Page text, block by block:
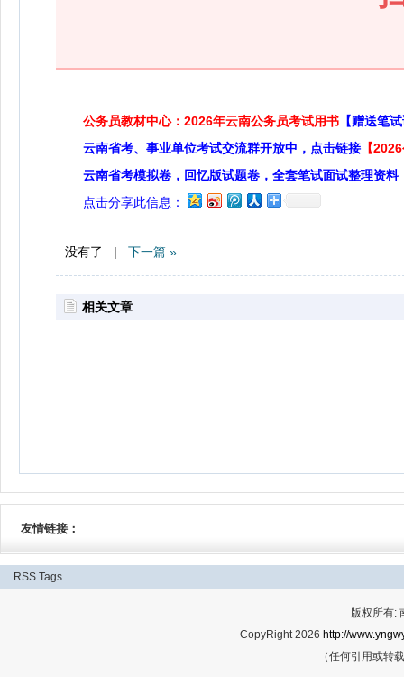
公务员教材中心：2026年云南公务员考试用书 【赠送笔
云南省考、事业单位考试交流群开放中，点击链接 【
云南省考模拟卷，回忆版试题卷，全套笔试面试整理资料
点击分享此信息：
没有了 | 下一篇 »
相关文章
友情链接：
RSS Tags
版权所有:
CopyRight 2026 http://
（任何引用或转